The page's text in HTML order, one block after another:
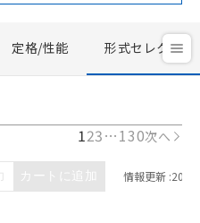
定格/性能 形式セレクタ
123…130次へ
カートに追加 情報更新 :